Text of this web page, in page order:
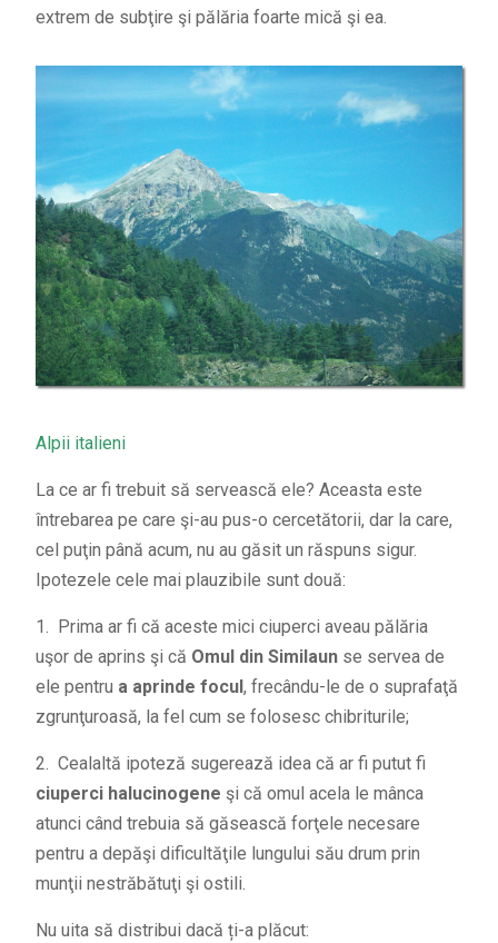
extrem de subţire şi pălăria foarte mică şi ea.
Alpii italieni
La ce ar fi trebuit să servească ele? Aceasta este
întrebarea pe care şi-au pus-o cercetătorii, dar la care,
cel puţin până acum, nu au găsit un răspuns sigur.
Ipotezele cele mai plauzibile sunt două:
1. Prima ar fi că aceste mici ciuperci aveau pălăria
uşor de aprins şi că Omul din Similaunse servea de
ele pentru a aprinde focul , frecându-le de o suprafaţă
zgrunţuroasă, la fel cum se folosesc chibriturile;
2. Cealaltă ipoteză sugerează idea că ar fi putut fi
ciuperci halucinogene şi că omul acela le mânca
atunci când trebuia să găsească forţele necesare
pentru a depăşi dificultăţile lungului său drum prin
munţii nestrăbătuţi şi ostili.
Nu uita să distribui dacă ți-a plăcut: